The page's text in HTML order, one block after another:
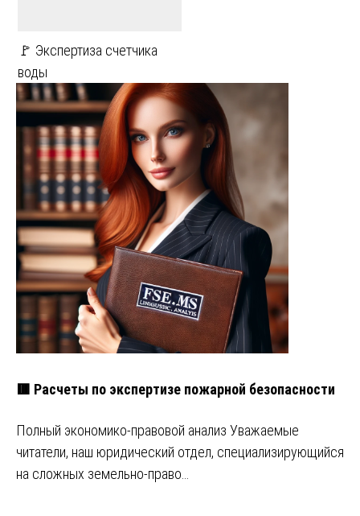
🚩 Экспертиза счетчика
воды
🟥 Расчеты по экспертизе пожарной безопасности
Полный экономико-правовой анализ Уважаемые
читатели, наш юридический отдел, специализирующийся
на сложных земельно-право…